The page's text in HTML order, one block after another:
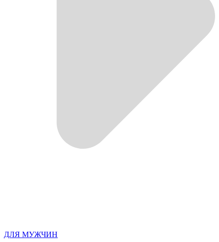
ДЛЯ МУЖЧИН